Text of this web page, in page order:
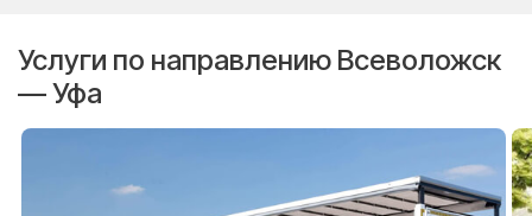
Услуги по направлению Всеволожск
— Уфа